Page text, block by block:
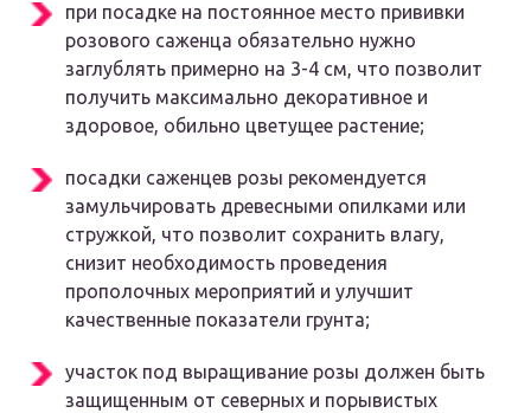
при посадке на постоянное место прививки
розового саженца обязательно нужно
заглублять примерно на 3-4 см, что позволит
получить максимально декоративное и
здоровое, обильно цветущее растение;
посадки саженцев розы рекомендуется
замульчировать древесными опилками или
стружкой, что позволит сохранить влагу,
снизит необходимость проведения
прополочных мероприятий и улучшит
качественные показатели грунта;
участок под выращивание розы должен быть
защищенным от северных и порывистых